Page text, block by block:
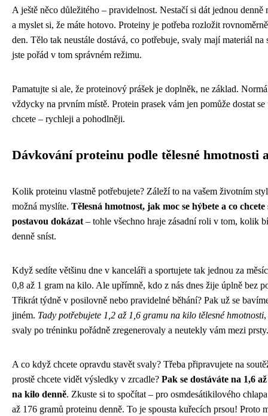
A ještě něco důležitého – pravidelnost. Nestačí si dát jednou denně
a myslet si, že máte hotovo. Proteiny je potřeba rozložit
den. Tělo tak neustále dostává, co potřebuje, svaly mají materiál na
jste pořád v tom správném režimu.
Pamatujte si ale, že proteinový prášek je doplněk, ne základ.
vždycky na prvním místě. Protein prasek vám jen pomůže dostat se
chcete – rychleji a pohodlněji.
Dávkování proteinu podle tělesné hmotnosti
Kolik proteinu vlastně potřebujete? Záleží to na vašem životním
možná myslíte. Tělesná hmotnost, jak moc se hýbete a co chcete
postavou dokázat – tohle všechno hraje zásadní roli v tom, kolik
denně sníst.
Když sedíte většinu dne v kanceláři a sportujete tak jednou za
0,8 až 1 gram na kilo. Ale upřímně, kdo z nás dnes žije úplně bez
Třikrát týdně v posilovně nebo pravidelné běhání? Pak už se
jiném. Tady potřebujete 1,2 až 1,6 gramu na kilo tělesné hmotnosti
svaly po tréninku pořádně zregenerovaly a neutekly vám mezi prsty.
A co když chcete opravdu stavět svaly? Třeba připravujete na
prostě chcete vidět výsledky v zrcadle? Pak se dostáváte na 1,6
na kilo denně. Zkuste si to spočítat – pro osmdesátikilového
až 176 gramů proteinu denně. To je spousta kuřecích prsou! Proto